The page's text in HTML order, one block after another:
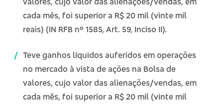
cada mês, foi superior a R$ 20 mil (vinte mil
reais) (IN RFB nº 1585, Art. 59, Inciso II).
Teve ganhos líquidos auferidos em operações
no mercado à vista de ações na Bolsa de
valores, cujo valor das alienações/vendas, em
cada mês, foi superior a R$ 20 mil (vinte mil